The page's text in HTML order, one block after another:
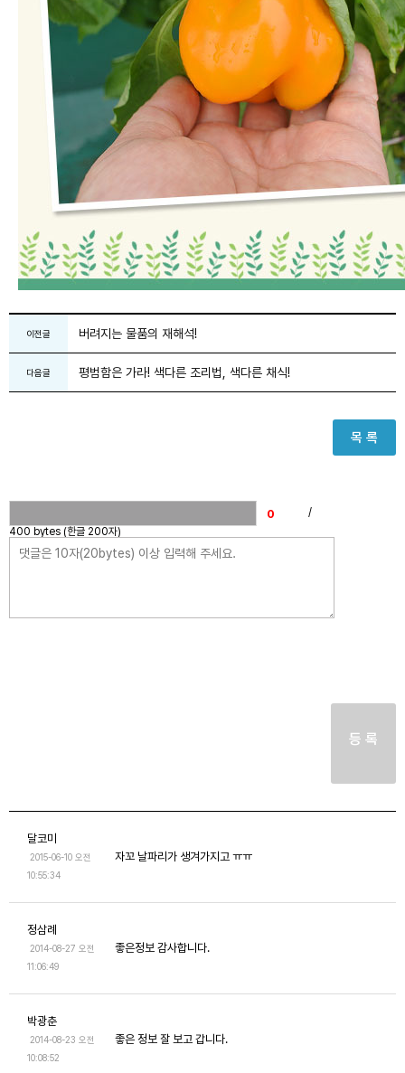
이전글 버려지는 물품의 재해석!
다음글 평범함은 가라! 색다른 조리법, 색다른 채식!
목 록
/
400 bytes (한글 200자)
등 록
달코미
2015-06-10 오전
10:55:34
자꼬 날파리가 생겨가지고 ㅠㅠ
정삼례
2014-08-27 오전
11:06:49
좋은정보 감사합니다.
박광춘
2014-08-23 오전
10:08:52
좋은 정보 잘 보고 갑니다.